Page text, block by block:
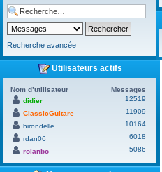
Recherche avancée
Utilisateurs actifs
Nom d’utilisateur
Messages
didier
12519
ClassicGuitare
11909
hirondelle
10164
rdan06
6018
rolanbo
5086